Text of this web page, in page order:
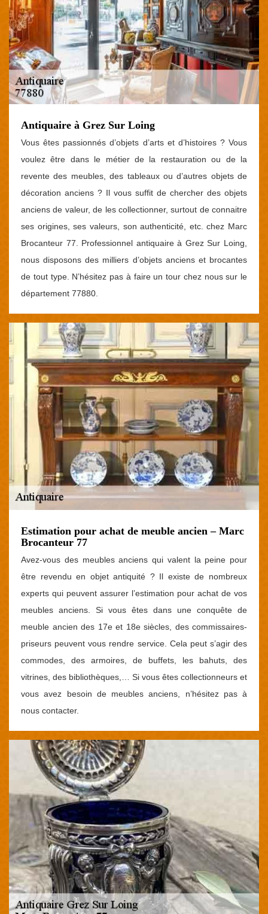
Antiquaire à Grez Sur Loing
Vous êtes passionnés d’objets d’arts et d’histoires ? Vous
voulez être dans le métier de la restauration ou de la
revente des meubles, des tableaux ou d’autres objets de
décoration anciens ? Il vous suffit de chercher des objets
anciens de valeur, de les collectionner, surtout de connaitre
ses origines, ses valeurs, son authenticité, etc. chez Marc
Brocanteur 77. Professionnel antiquaire à Grez Sur Loing,
nous disposons des milliers d’objets anciens et brocantes
de tout type. N’hésitez pas à faire un tour chez nous sur le
département 77880.
Estimation pour achat de meuble ancien – Marc
Brocanteur 77
Avez-vous des meubles anciens qui valent la peine pour
être revendu en objet antiquité ? Il existe de nombreux
experts qui peuvent assurer l’estimation pour achat de vos
meubles anciens. Si vous êtes dans une conquête de
meuble ancien des 17e et 18e siècles, des commissaires-
priseurs peuvent vous rendre service. Cela peut s’agir des
commodes, des armoires, de buffets, les bahuts, des
vitrines, des bibliothèques,… Si vous êtes collectionneurs et
vous avez besoin de meubles anciens, n’hésitez pas à
nous contacter.